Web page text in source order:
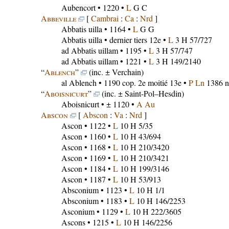
Aubencort• 1220 • LG C
Abbeville
[Cambrai : Ca : Nrd ]
Abbatis uilla • 1164 • LG G
Abbatis uilla • dernier tiers 12e • L3 H 57/727
ad Abbatis uillam• 1195 • L3 H 57/747
ad Abbatis uillam• 1221 • L3 H 149/2140
“Ablench”
(inc. ± Verchain)
al Ablench • 1190 cop. 2e moitié 13e • P Ln 1386
“Aboisnicurt”
(inc. ± Saint-Pol–Hesdin)
Aboisnicurt• ± 1120 • A Au
Abscon
[ Abscon : Va : Nrd ]
Ascon • 1122 • L10 H 5/35
Ascon • 1160 • L10 H 43/694
Ascon • 1168 • L10 H 210/3420
Ascon • 1169 • L10 H 210/3421
Ascon • 1184 • L10 H 199/3146
Ascon • 1187 • L10 H 53/913
Absconium• 1123 • L10 H 1/1
Absconium• 1183 • L10 H 146/2253
Asconium• 1129 • L10 H 222/3605
Ascons• 1215 • L10 H 146/2256